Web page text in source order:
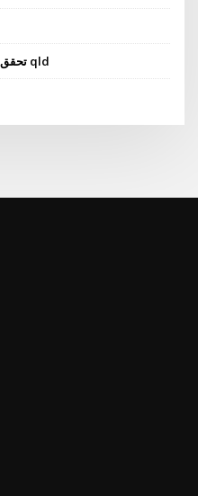
تحقق نقاط النقص الخاص بك على الانترنت qld